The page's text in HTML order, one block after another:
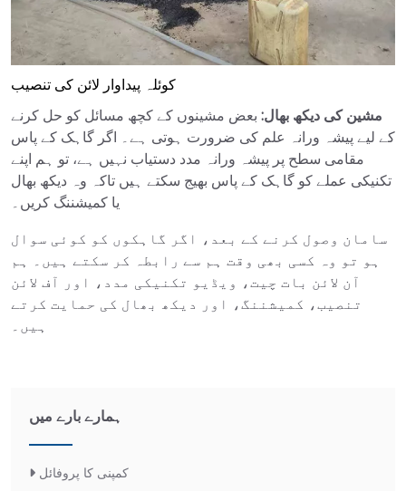
کوئلہ پیداوار لائن کی تنصیب
مشین کی دیکھ بھال: بعض مشینوں کے کچھ مسائل کو حل کرنے
کے لیے پیشہ ورانہ علم کی ضرورت ہوتی ہے۔ اگر گاہک کے پاس
مقامی سطح پر پیشہ ورانہ مدد دستیاب نہیں ہے، تو ہم اپنے
تکنیکی عملے کو گاہک کے پاس بھیج سکتے ہیں تاکہ وہ دیکھ بھال
یا کمیشننگ کریں۔
سامان وصول کرنے کے بعد، اگر گاہکوں کو کوئی سوال
ہو تو وہ کسی بھی وقت ہم سے رابطہ کر سکتے ہیں۔ ہم
آن لائن بات چیت، ویڈیو تکنیکی مدد، اور آف لائن
تنصیب، کمیشننگ، اور دیکھ بھال کی حمایت کرتے
ہیں۔
ہمارے بارے میں
کمپنی کا پروفائل